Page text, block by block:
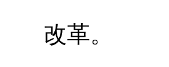
改革。